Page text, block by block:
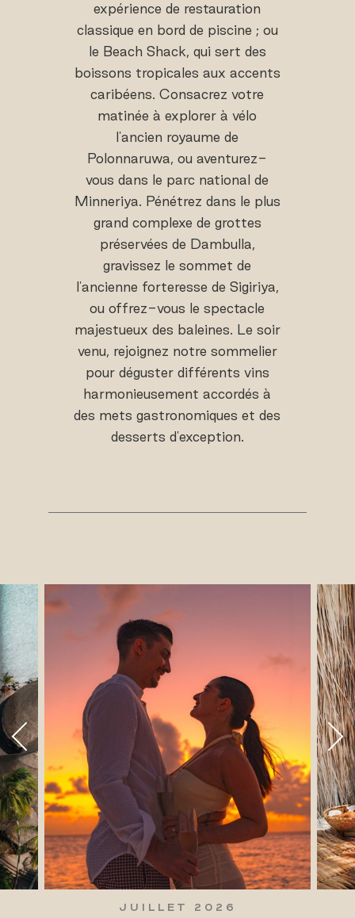
expérience de restauration
classique en bord de piscine ; ou
le Beach Shack, qui sert des
boissons tropicales aux accents
caribéens. Consacrez votre
matinée à explorer à vélo
l'ancien royaume de
Polonnaruwa, ou aventurez-
vous dans le parc national de
Minneriya. Pénétrez dans le plus
grand complexe de grottes
préservées de Dambulla,
gravissez le sommet de
l'ancienne forteresse de Sigiriya,
ou offrez-vous le spectacle
majestueux des baleines. Le soir
venu, rejoignez notre sommelier
pour déguster différents vins
harmonieusement accordés à
des mets gastronomiques et des
desserts d'exception.
JUILLET 2026